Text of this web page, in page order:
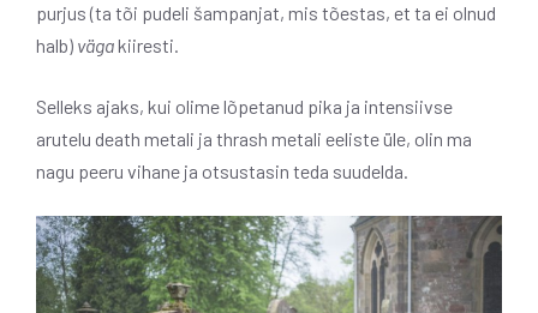
purjus (ta tõi pudeli šampanjat, mis tõestas, et ta ei olnud
halb) vägakiiresti.
Selleks ajaks, kui olime lõpetanud pika ja intensiivse
arutelu death metali ja thrash metali eeliste üle, olin ma
nagu peeru vihane ja otsustasin teda suudelda.